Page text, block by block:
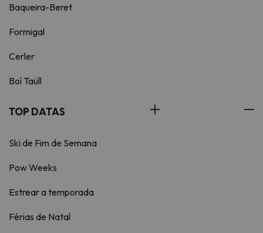
Baqueira-Beret
Formigal
Cerler
Boí Taüll
TOP DATAS
Ski de Fim de Semana
Pow Weeks
Estrear a temporada
Férias de Natal